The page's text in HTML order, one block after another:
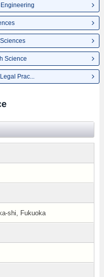
Science
Prac...
shi, Fukuoka